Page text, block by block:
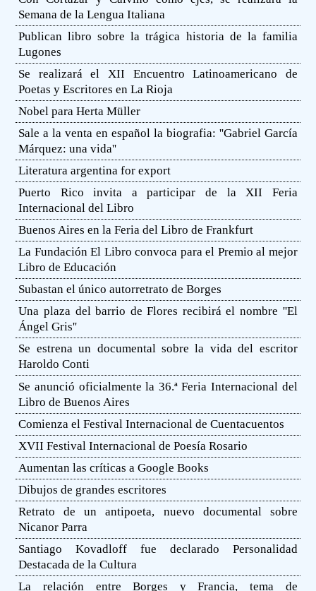
Semana de la Lengua Italiana
Publican libro sobre la trágica historia de la familia
Lugones
Se realizará el XII Encuentro Latinoamericano de
Poetas y Escritores en La Rioja
Nobel para Herta Müller
Sale a la venta en español la biografia: ''Gabriel García
Márquez: una vida''
Literatura argentina for export
Puerto Rico invita a participar de la XII Feria
Internacional del Libro
Buenos Aires en la Feria del Libro de Frankfurt
La Fundación El Libro convoca para el Premio al mejor
Libro de Educación
Subastan el único autorretrato de Borges
Una plaza del barrio de Flores recibirá el nombre ''El
Ángel Gris''
Se estrena un documental sobre la vida del escritor
Haroldo Conti
Se anunció oficialmente la 36.ª Feria Internacional del
Libro de Buenos Aires
Comienza el Festival Internacional de Cuentacuentos
XVII Festival Internacional de Poesía Rosario
Aumentan las críticas a Google Books
Dibujos de grandes escritores
Retrato de un antipoeta, nuevo documental sobre
Nicanor Parra
Santiago Kovadloff fue declarado Personalidad
Destacada de la Cultura
La relación entre Borges y Francia, tema de